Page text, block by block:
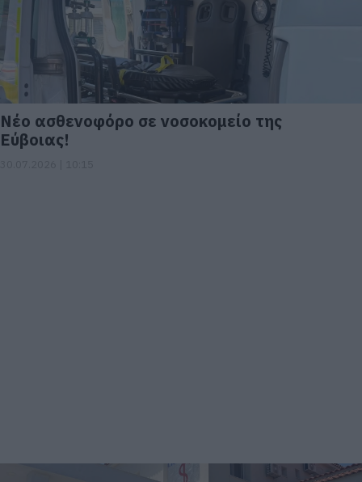
Νέο ασθενοφόρο σε νοσοκομείο της
Εύβοιας!